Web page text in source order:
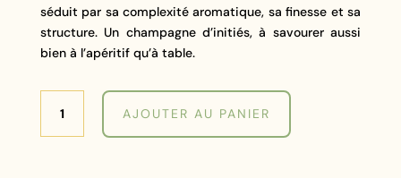
séduit par sa complexité aromatique, sa finesse et sa
structure. Un champagne d’initiés, à savourer aussi
bien à l’apéritif qu’à table.
Cuvée
AJOUTER AU PANIER